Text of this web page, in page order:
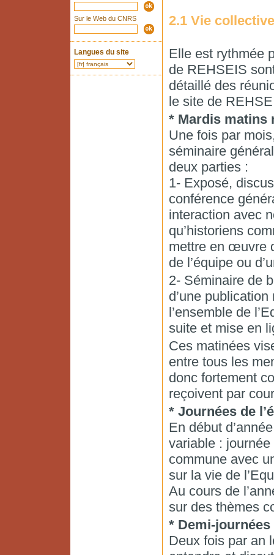
Sur le Web du CNRS
Langues du site
2.1 Vie
Elle est rythmée
de REHSEIS
détaillé des
le site de
* Mardis matins
Une fois par
séminaire
deux parties :
1- Exposé,
conférence
interaction avec
qu’historiens
mettre en œuvre
de l’équipe ou
2- Séminaire de
d’une
l’ensemble de
suite et mise en
Ces matinées
entre tous les
donc fortement
reçoivent par
* Journées de
En début
variable :
commune avec
sur la vie de
Au cours de
sur des thèmes
* Demi-
Deux fois par an